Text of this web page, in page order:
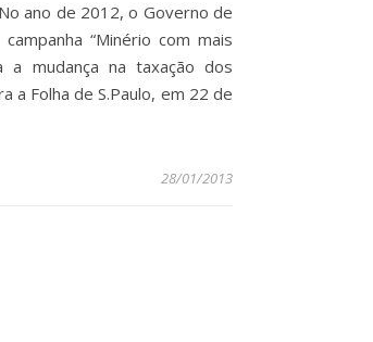
ano de 2012, o Governo de
“Minério com mais
a mudança na taxação dos
a Folha de S.Paulo, em 22 de
28/01/2013